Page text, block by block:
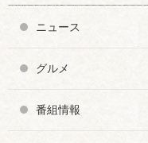
ニュース
グルメ
番組情報